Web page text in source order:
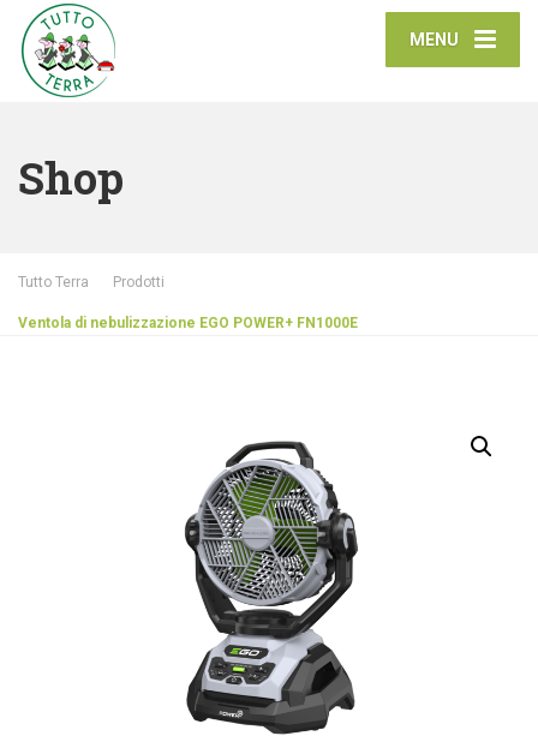
MENU
Shop
Tutto Terra Prodotti
Ventola di nebulizzazione EGO POWER+ FN1000E